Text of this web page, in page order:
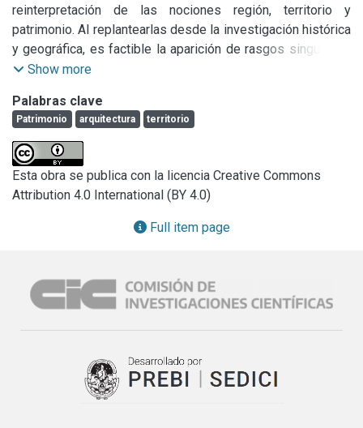
reinterpretación de las nociones región, territorio y
patrimonio. Al replantearlas desde la investigación histórica
y geográfica, es factible la aparición de rasgos singulares,
no necesariamente comparables con los de otras regiones
patrimonio de la región NOBA merece un tratamiento
diferencial y deviene un marco de referencia para indagar
fenómenos locales.
La ausencia de estudios relativos a la región del NOBA -en
general- y al patrimonio arquitectónico -en particular-
motiva la exploración de la temática. Un análisis en la larga
duración permitiría establecer rupturas y continuidades en
sobre conocimiento de las acciones, producciones y
representaciones en la arquitectura del Noroeste de la
la mirada técnico-cultural del territorio que complejiza y
enriquece la visión de los acontecimientos políticos y
económicos. De este modo, el trabajo busca poner en valor
Show more
Palabras clave
Patrimonio arquitectura territorio
Esta obra se publica con la licencia Creative Commons
Attribution 4.0 International (BY 4.0)
Full item page